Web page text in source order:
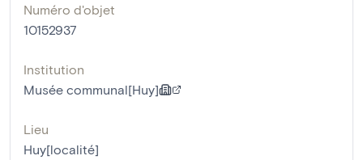
Numéro d'objet
10152937
Institution
Musée communal[Huy]
Lieu
Huy[localité]